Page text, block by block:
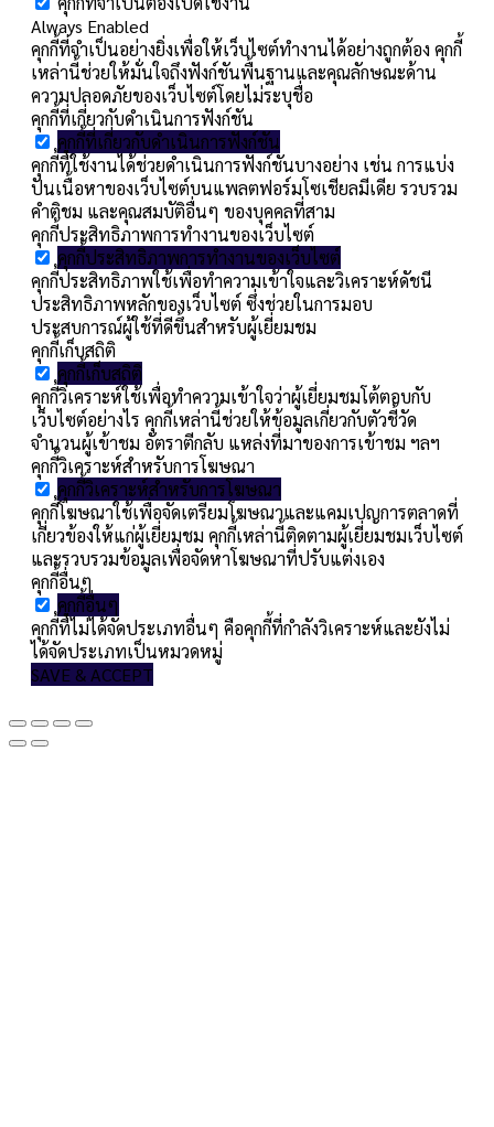
Always Enabled
คุกกี้ที่จำเป็นอย่างยิ่งเพื่อให้เว็บไซต์ทำงานได้อย่างถูกต้อง คุกกี้
เหล่านี้ช่วยให้มั่นใจถึงฟังก์ชันพื้นฐานและคุณลักษณะด้าน
ความปลอดภัยของเว็บไซต์โดยไม่ระบุชื่อ
คุกกี้ที่เกี่ยวกับดำเนินการฟังก์ชัน
คุกกี้ที่เกี่ยวกับดำเนินการฟังก์ชัน
คุกกี้ที่ใช้งานได้ช่วยดำเนินการฟังก์ชันบางอย่าง เช่น การแบ่ง
ปันเนื้อหาของเว็บไซต์บนแพลตฟอร์มโซเชียลมีเดีย รวบรวม
คำติชม และคุณสมบัติอื่นๆ ของบุคคลที่สาม
คุกกี้ประสิทธิภาพการทำงานของเว็บไซต์
คุกกี้ประสิทธิภาพการทำงานของเว็บไซต์
คุกกี้ประสิทธิภาพใช้เพื่อทำความเข้าใจและวิเคราะห์ดัชนี
ประสิทธิภาพหลักของเว็บไซต์ ซึ่งช่วยในการมอบ
ประสบการณ์ผู้ใช้ที่ดีขึ้นสำหรับผู้เยี่ยมชม
คุกกี้เก็บสถิติ
คุกกี้เก็บสถิติ
คุกกี้วิเคราะห์ใช้เพื่อทำความเข้าใจว่าผู้เยี่ยมชมโต้ตอบกับ
เว็บไซต์อย่างไร คุกกี้เหล่านี้ช่วยให้ข้อมูลเกี่ยวกับตัวชี้วัด
จำนวนผู้เข้าชม อัตราตีกลับ แหล่งที่มาของการเข้าชม ฯลฯ
คุกกี้วิเคราะห์สำหรับการโฆษณา
คุกกี้วิเคราะห์สำหรับการโฆษณา
คุกกี้โฆษณาใช้เพื่อจัดเตรียมโฆษณาและแคมเปญการตลาดที่
เกี่ยวข้องให้แก่ผู้เยี่ยมชม คุกกี้เหล่านี้ติดตามผู้เยี่ยมชมเว็บไซต์
และรวบรวมข้อมูลเพื่อจัดหาโฆษณาที่ปรับแต่งเอง
คุกกี้อื่นๆ
คุกกี้อื่นๆ
คุกกี้ที่ไม่ได้จัดประเภทอื่นๆ คือคุกกี้ที่กำลังวิเคราะห์และยังไม่
ได้จัดประเภทเป็นหมวดหมู่
SAVE & ACCEPT